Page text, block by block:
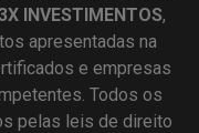
INVESTIMENTOS,
apresentadas na
e empresas
Todos os
pelas leis de direito